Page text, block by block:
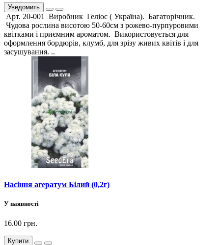
Уведомить
Арт. 20-001 Виробник Геліос ( Україна). Багаторічник.
Чудова рослина висотою 50-60см з рожево-пурпуровими
квітками і приємним ароматом. Використовується для
оформлення бордюрів, клумб, для зрізу живих квітів і для
засушування. ..
Насіння агератум Білий (0,2г)
У наявності
16.00 грн.
Купити